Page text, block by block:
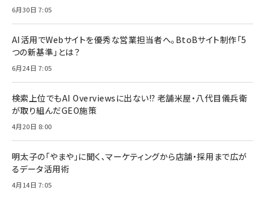
6月30日 7:05
AI活用でWebサイトを優秀な営業担当者へ。BtoBサイト制作「5
つの新基準」とは？
6月24日 7:05
検索上位でもAI Overviewsに出ない!? 老舗米屋・八代目儀兵衛
が取り組んだGEO施策
4月20日 8:00
明太子の「やまや」に聞く、マーケティングから店舗・採用まで広が
るデータ活用術
4月14日 7:05